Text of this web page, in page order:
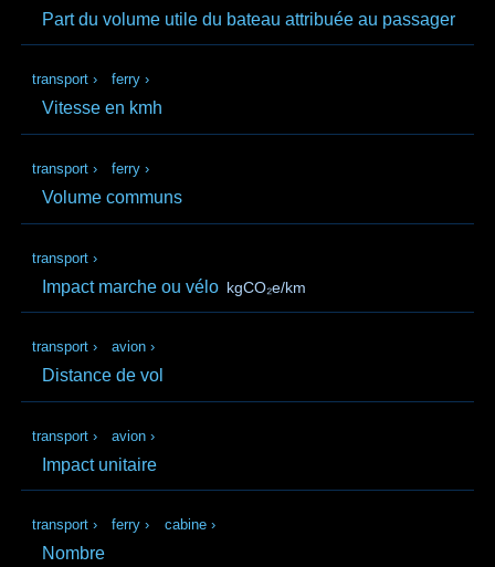
Part du volume utile du bateau attribuée au passager
transport › ferry ›
Vitesse en kmh
transport › ferry ›
Volume communs
transport ›
Impact marche ou vélo kgCO₂e/km
transport › avion ›
Distance de vol
transport › avion ›
Impact unitaire
transport › ferry › cabine ›
Nombre